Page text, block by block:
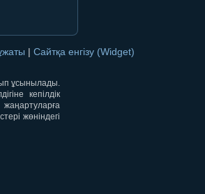
| Сайтқа енгізу (Widget)
ұсынылады.
кепілдік
жөніндегі